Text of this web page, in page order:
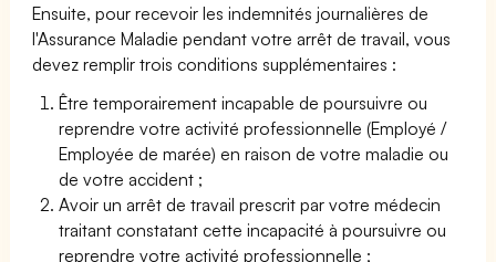
Ensuite, pour recevoir les indemnités journalières de
l'Assurance Maladie pendant votre arrêt de travail, vous
devez remplir trois conditions supplémentaires :
Être temporairement incapable de poursuivre ou
reprendre votre activité professionnelle (Employé /
Employée de marée) en raison de votre maladie ou
de votre accident ;
Avoir un arrêt de travail prescrit par votre médecin
traitant constatant cette incapacité à poursuivre ou
reprendre votre activité professionnelle ;